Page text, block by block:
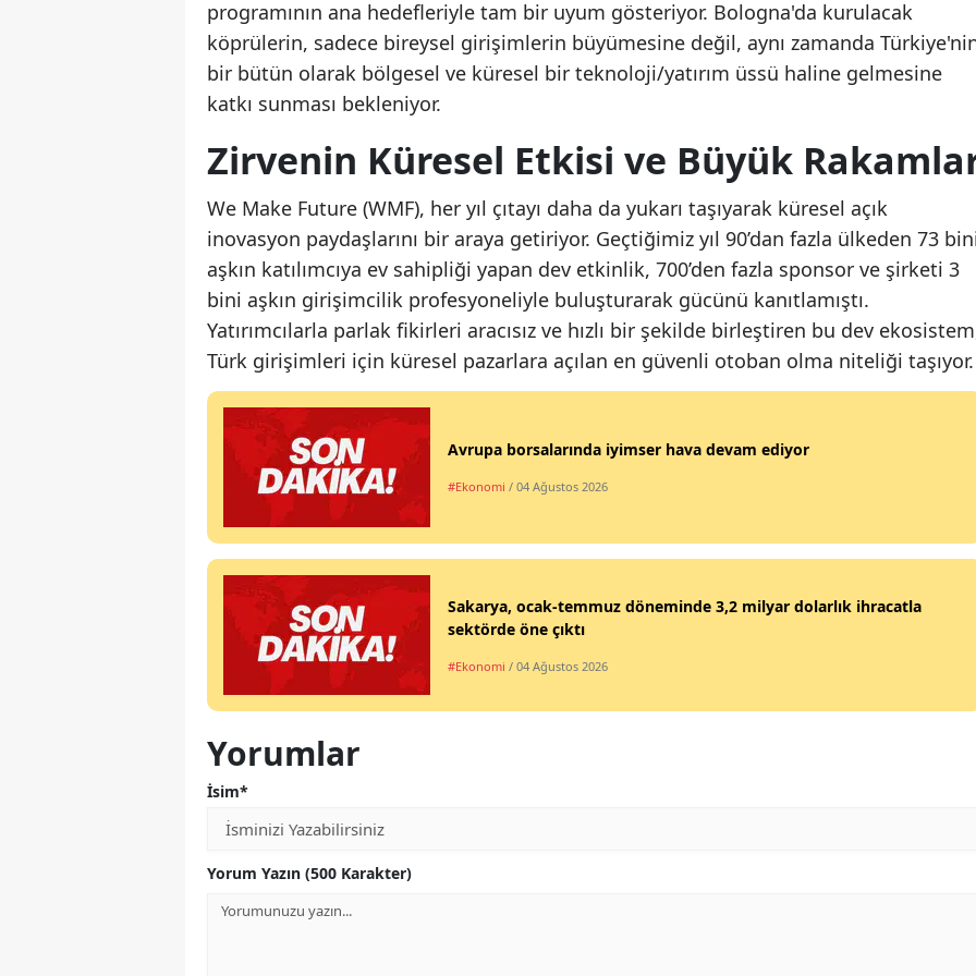
programının ana hedefleriyle tam bir uyum gösteriyor. Bologna'da kurulacak
köprülerin, sadece bireysel girişimlerin büyümesine değil, aynı zamanda
bir bütün olarak bölgesel ve küresel bir teknoloji/yatırım üssü haline gelmesine
katkı sunması bekleniyor.
Zirvenin Küresel Etkisi ve Büyük
We Make Future (WMF), her yıl çıtayı daha da yukarı taşıyarak küresel açık
inovasyon paydaşlarını bir araya getiriyor. Geçtiğimiz yıl 90’dan fazla ülkeden 73
aşkın katılımcıya ev sahipliği yapan dev etkinlik, 700’den fazla sponsor ve şirketi 3
bini aşkın girişimcilik profesyoneliyle buluşturarak gücünü kanıtlamıştı.
Yatırımcılarla parlak fikirleri aracısız ve hızlı bir şekilde birleştiren bu dev
Türk girişimleri için küresel pazarlara açılan en güvenli otoban olma niteliği taşıyor.
Avrupa borsalarında iyimser hava devam ediyor
#Ekonomi / 04 Ağustos 2026
Sakarya, ocak-temmuz döneminde 3,2 milyar dolarlık ihracatla
sektörde öne çıktı
#Ekonomi / 04 Ağustos 2026
Yorumlar
İsim*
Yorum Yazın (500 Karakter)